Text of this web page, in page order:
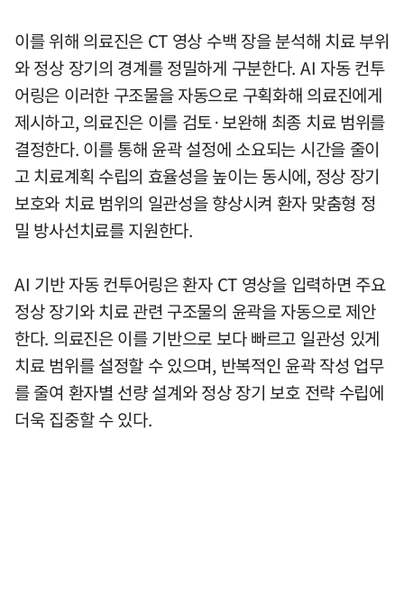
이를 위해 의료진은 CT 영상 수백 장을 분석해 치료 부위
와 정상 장기의 경계를 정밀하게 구분한다. AI 자동 컨투
어링은 이러한 구조물을 자동으로 구획화해 의료진에게
제시하고, 의료진은 이를 검토·보완해 최종 치료 범위를
결정한다. 이를 통해 윤곽 설정에 소요되는 시간을 줄이
고 치료계획 수립의 효율성을 높이는 동시에, 정상 장기
보호와 치료 범위의 일관성을 향상시켜 환자 맞춤형 정
밀 방사선치료를 지원한다.
AI 기반 자동 컨투어링은 환자 CT 영상을 입력하면 주요
정상 장기와 치료 관련 구조물의 윤곽을 자동으로 제안
한다. 의료진은 이를 기반으로 보다 빠르고 일관성 있게
치료 범위를 설정할 수 있으며, 반복적인 윤곽 작성 업무
를 줄여 환자별 선량 설계와 정상 장기 보호 전략 수립에
더욱 집중할 수 있다.